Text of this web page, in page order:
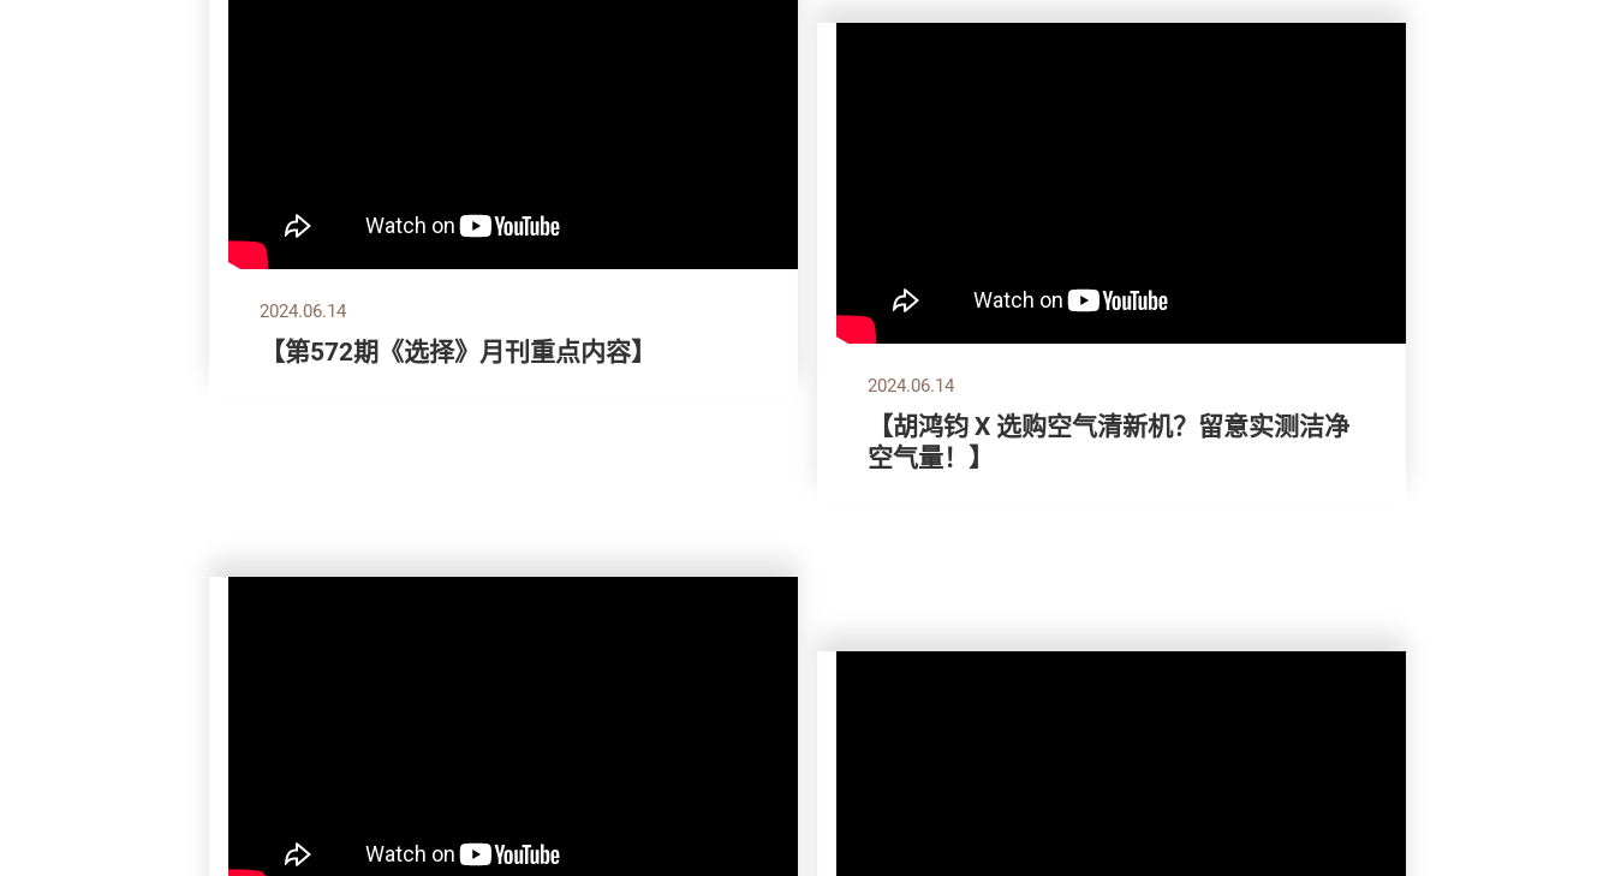
2024.06.14
【第572期《选择》月刊重点内容】
2024.06.14
【胡鸿钧 X 选购空气清新机？留意实测洁净
空气量！】